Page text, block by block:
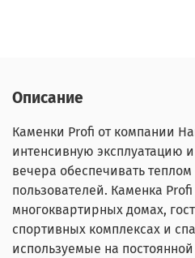
Описание
Каменки Profi от компании
интенсивную эксплуатацию
вечера обеспечивать
пользователей. Каменка
многоквартирных домах,
спортивных комплексах и
используемые на